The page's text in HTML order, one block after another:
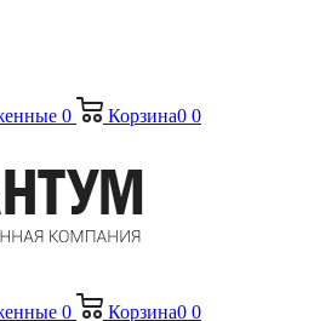
0 Корзина0 0
0 Корзина0 0